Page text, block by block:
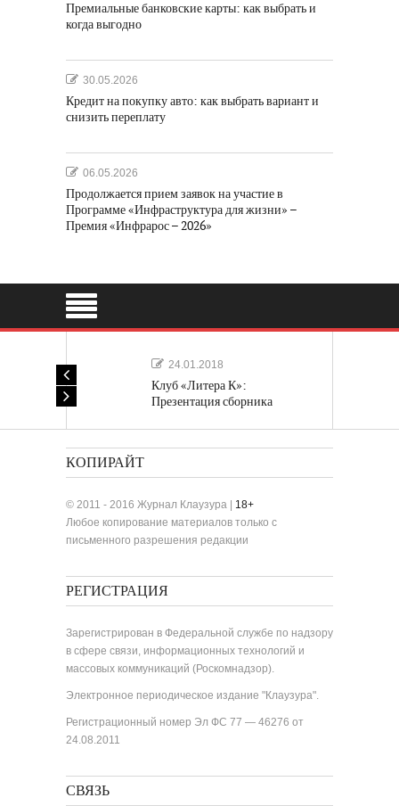
Премиальные банковские карты: как выбрать и
когда выгодно
30.05.2026
Кредит на покупку авто: как выбрать вариант и
снизить переплату
06.05.2026
Продолжается прием заявок на участие в
Программе «Инфраструктура для жизни» –
Премия «Инфрарос – 2026»
24.01.2018
Клуб «Литера К»:
Презентация сборника
КОПИРАЙТ
© 2011 - 2016 Журнал Клаузура | 18+
Любое копирование материалов только с
письменного разрешения редакции
РЕГИСТРАЦИЯ
Зарегистрирован в Федеральной службе по надзору
в сфере связи, информационных технологий и
массовых коммуникаций (Роскомнадзор).
Электронное периодическое издание "Клаузура".
Регистрационный номер Эл ФС 77 — 46276 от
24.08.2011
СВЯЗЬ